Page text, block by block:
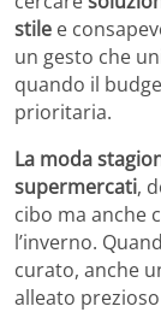
stile e
un gesto che
quando il
prioritaria.
La moda
supermercati,
cibo ma anche
l’inverno.
curato, anche
alleato